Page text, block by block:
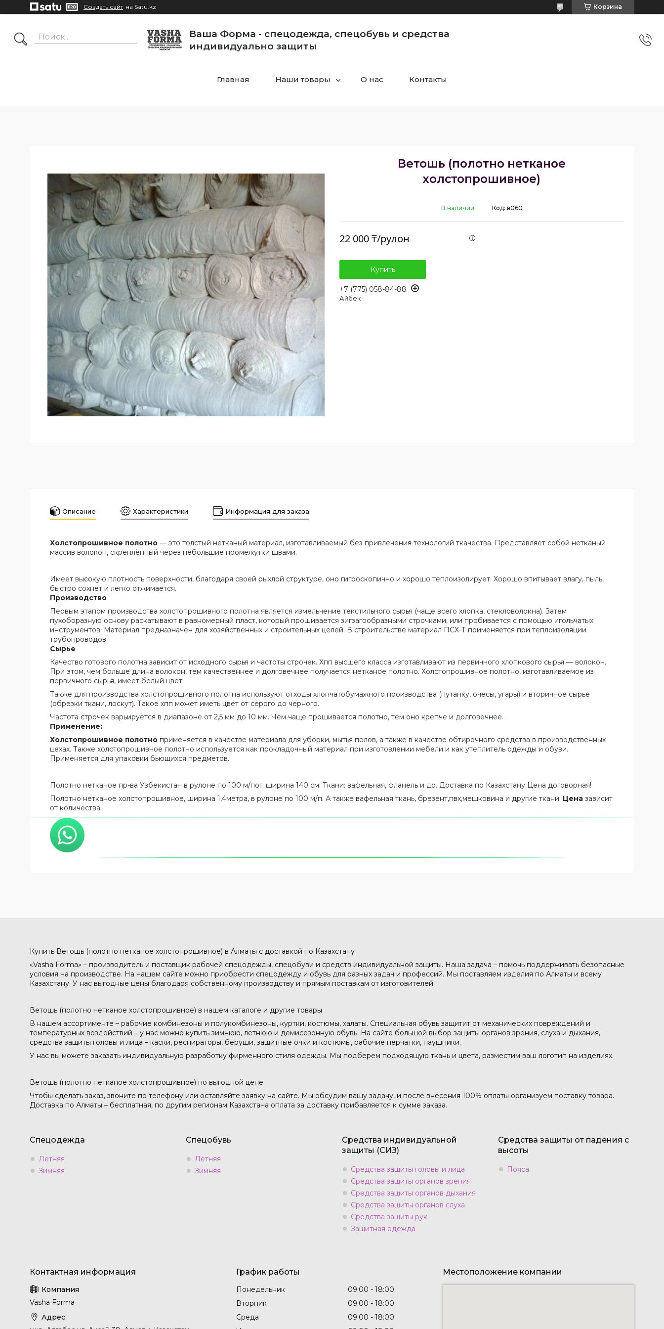
Создать сайт на Satu.kz Корзина
Ваша Форма - спецодежда, спецобувь и средства
индивидуально защиты
Главная Наши товары О нас Контакты
Ветошь (полотно нетканое
холстопрошивное)
В наличии Код: в060
22 000 ₸/рулон
Купить
+7 (775) 058-84-88
Айбек
Описание Характеристики Информация для заказа
Холстопрошивное полотно — это толстый нетканый материал, изготавливаемый без привлечения технологий ткачества. Представляет собой нетканый
массив волокон, скреплённый через небольшие промежутки швами.
Имеет высокую плотность поверхности, благодаря своей рыхлой структуре, оно гигроскопично и хорошо теплоизолирует. Хорошо впитывает влагу, пыль,
быстро сохнет и легко отжимается.
Производство
Первым этапом производства холстопрошивного полотна является измельчение текстильного сырья (чаще всего хлопка, стекловолокна). Затем
пухоборазную основу раскатывают в равномерный пласт, который прошивается зигзагообразными строчками, или пробивается с помощью игольчатых
инструментов. Материал предназначен для хозяйственных и строительных целей. В строительстве материал ПСХ-Т применяется при теплоизоляции
трубопроводов.
Сырье
Качество готового полотна зависит от исходного сырья и частоты строчек. Хпп высшего класса изготавливают из первичного хлопкового сырья — волокон.
При этом, чем больше длина волокон, тем качественнее и долговечнее получается нетканое полотно. Холстопрошивное полотно, изготавливаемое из
первичного сырья, имеет белый цвет.
Также для производства холстопрошивного полотна используют отходы хлопчатобумажного производства (путанку, очесы, угары) и вторичное сырье
(обрезки ткани, лоскут). Такое хпп может иметь цвет от серого до черного.
Частота строчек варьируется в диапазоне от 2,5 мм до 10 мм. Чем чаще прошивается полотно, тем оно крепче и долговечнее.
Применение:
Холстопрошивное полотно применяется в качестве материала для уборки, мытья полов, а также в качестве обтирочного средства в производственных
цехах. Также холстопрошивное полотно используется как прокладочный материал при изготовлении мебели и как утеплитель одежды и обуви.
Применяется для упаковки бьющихся предметов.
Полотно нетканое пр-ва Узбекистан в рулоне по 100 м/пог. ширина 140 см. Ткани: вафельная, фланель и др. Доставка по Казахстану Цена договорная!
Полотно нетканое холстопрошивное, ширина 1,4метра, в рулоне по 100 м/п. А также вафельная ткань, брезент,пвх,мешковина и другие ткани. Цена зависит
от количества.
Купить Ветошь (полотно нетканое холстопрошивное) в Алматы с доставкой по Казахстану
«Vasha Forma» – производитель и поставщик рабочей спецодежды, спецобуви и средств индивидуальной защиты. Наша задача – помочь поддерживать безопасные
условия на производстве. На нашем сайте можно приобрести спецодежду и обувь для разных задач и профессий. Мы поставляем изделия по Алматы и всему
Казахстану. У нас выгодные цены благодаря собственному производству и прямым поставкам от изготовителей.
Ветошь (полотно нетканое холстопрошивное) в нашем каталоге и другие товары
В нашем ассортименте – рабочие комбинезоны и полукомбинезоны, куртки, костюмы, халаты. Специальная обувь защитит от механических повреждений и
температурных воздействий – у нас можно купить зимнюю, летнюю и демисезонную обувь. На сайте большой выбор защиты органов зрения, слуха и дыхания,
средства защиты головы и лица – каски, респираторы, беруши, защитные очки и костюмы, рабочие перчатки, наушники.
У нас вы можете заказать индивидуальную разработку фирменного стиля одежды. Мы подберем подходящую ткань и цвета, разместим ваш логотип на изделиях.
Ветошь (полотно нетканое холстопрошивное) по выгодной цене
Чтобы сделать заказ, звоните по телефону или оставляйте заявку на сайте. Мы обсудим вашу задачу, и после внесения 100% оплаты организуем поставку товара.
Доставка по Алматы – бесплатная, по другим регионам Казахстана оплата за доставку прибавляется к сумме заказа.
Спецодежда
Летняя
Зимняя
Спецобувь
Летняя
Зимняя
Средства индивидуальной
защиты (СИЗ)
Средства защиты головы и лица
Средства защиты органов зрения
Средства защиты органов дыхания
Средства защиты органов слуха
Средства защиты рук
Защитная одежда
Средства защиты от падения с
высоты
Пояса
Vasha Forma
График работы
Понедельник 09:00
18:00
Вторник
09:00
18:00
Среда
09:00
18:00
Местоположение компании